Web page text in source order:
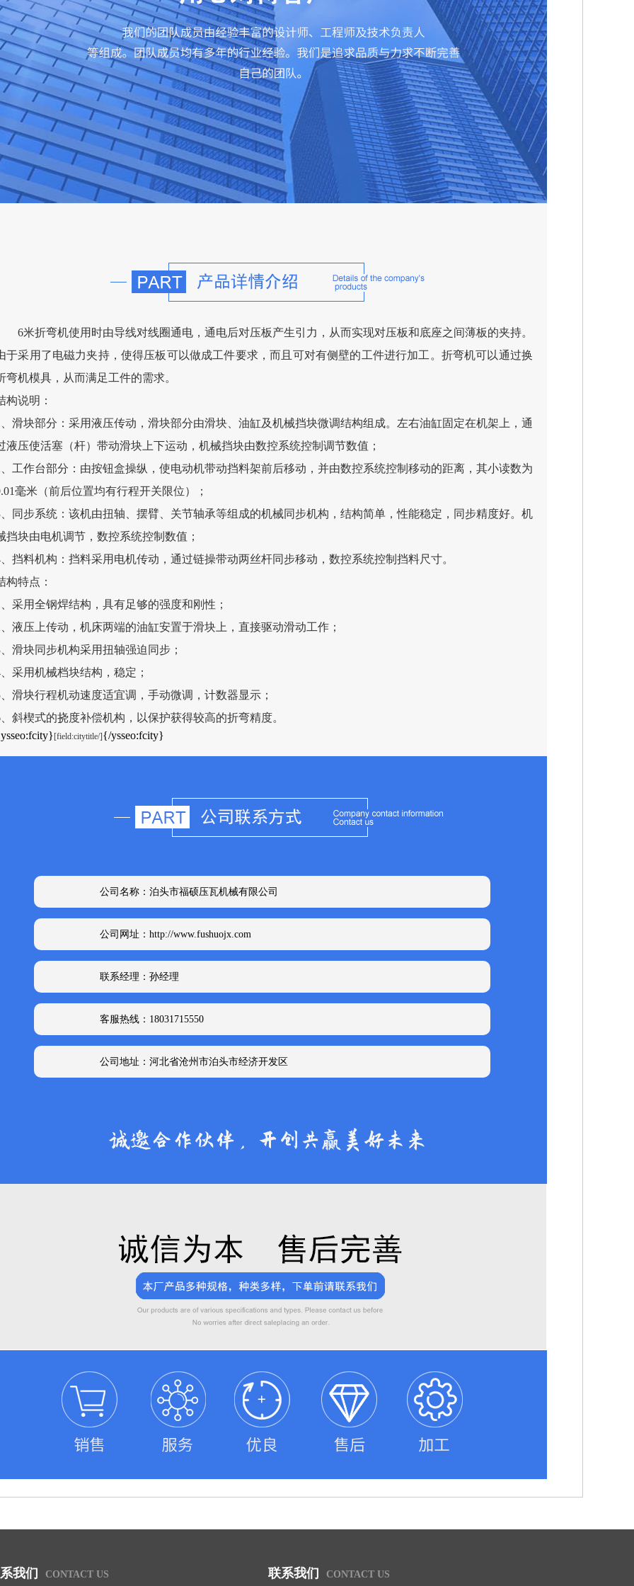
6米折弯机使用时由导线对线圈通电，通电后对压板产生引力，从而实现对压板和底座之间薄板的夹持。
于采用了电磁力夹持，使得压板可以做成工件要求，而且可对有侧壁的工件进行加工。折弯机可以通过换
弯机模具，从而满足工件的需求。
构说明：
滑块部分：采用液压传动，滑块部分由滑块、油缸及机械挡块微调结构组成。左右油缸固定在机架上，通
液压使活塞（杆）带动滑块上下运动，机械挡块由数控系统控制调节数值；
工作台部分：由按钮盒操纵，使电动机带动挡料架前后移动，并由数控系统控制移动的距离，其小读数为
毫米（前后位置均有行程开关限位）；
同步系统：该机由扭轴、摆臂、关节轴承等组成的机械同步机构，结构简单，性能稳定，同步精度好。机
挡块由电机调节，数控系统控制数值；
挡料机构：挡料采用电机传动，通过链操带动两丝杆同步移动，数控系统控制挡料尺寸。
构特点：
采用全钢焊结构，具有足够的强度和刚性；
液压上传动，机床两端的油缸安置于滑块上，直接驱动滑动工作；
滑块同步机构采用扭轴强迫同步；
采用机械档块结构，稳定；
滑块行程机动速度适宜调，手动微调，计数器显示；
斜楔式的挠度补偿机构，以保护获得较高的折弯精度。
[field:citytitle/]{/ysseo:fcity}
公司名称：泊头市福硕压瓦机械有限公司
公司网址：http://www.fushuojx.com
联系经理：孙经理
客服热线：18031715550
公司地址：河北省沧州市泊头市经济开发区
我们 CONTACT US 联系我们 CONTACT US